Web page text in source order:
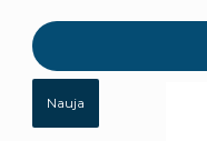
Nauja